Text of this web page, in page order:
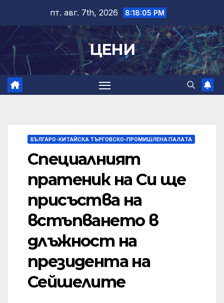
content
пт. авг. 7th, 2026 8:18:05 PM
ЦЕНИ
БЪЛГАРО-КИТАЙСКА ТЪРГОВСКО-ПРОМИШЛЕНА ПАЛAТА
Специалният
пратеник на Си ще
присъства на
встъпването в
длъжност на
президента на
Сейшелите